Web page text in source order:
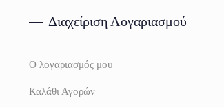
Διαχείριση Λογαριασμού
Ο λογαριασμός μου
Καλάθι Αγορών